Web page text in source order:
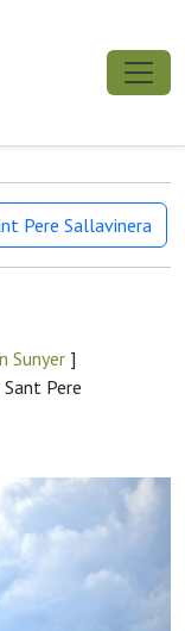
Pere Sallavinera
Sunyer ]
Pere